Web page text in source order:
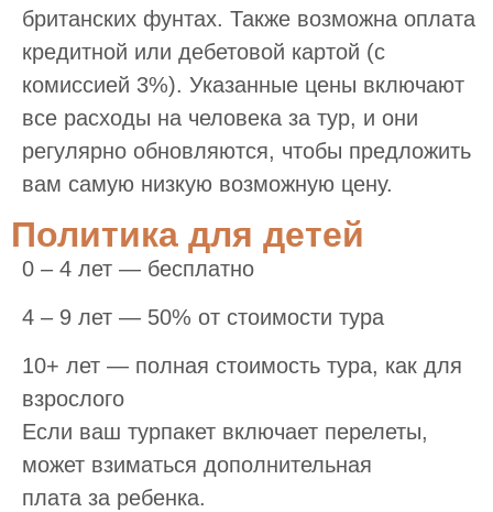
британских фунтах. Также возможна оплата
кредитной или дебетовой картой (с
комиссией 3%). Указанные цены включают
все расходы на человека за тур, и они
регулярно обновляются, чтобы предложить
вам самую низкую возможную цену.
Политика для детей
0 – 4 лет — бесплатно
4 – 9 лет — 50% от стоимости тура
10+ лет — полная стоимость тура, как для
взрослого
Если ваш турпакет включает перелеты,
может взиматься дополнительная
плата за ребенка.